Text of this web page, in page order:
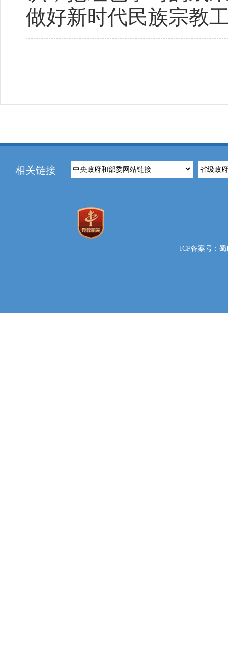
做好新时代民族宗教
相关链接
ICP备案号：蜀